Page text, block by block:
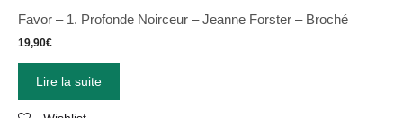
Favor – 1. Profonde Noirceur – Jeanne Forster – Broché
19,90€
Lire la suite